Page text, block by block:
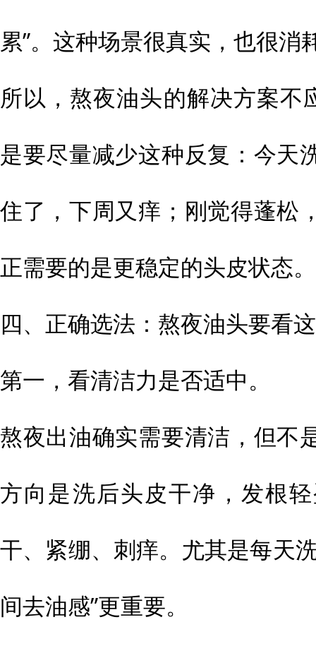
累”。这种场景很真实，也很消
所以，熬夜油头的解决方案不
是要尽量减少这种反复：今天
住了，下周又痒；刚觉得蓬松
正需要的是更稳定的头皮状态。
四、正确选法：熬夜油头要看
第一，看清洁力是否适中。
熬夜出油确实需要清洁，但不
方向是洗后头皮干净，发根
干、紧绷、刺痒。尤其是每天
间去油感”更重要。